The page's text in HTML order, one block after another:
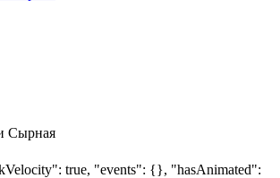
Сырная
true, "events": {}, "hasAnimated":